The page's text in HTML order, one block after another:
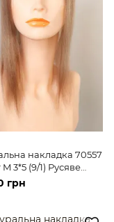
накладка 70557
3*5 (9/1) Русяве
грн